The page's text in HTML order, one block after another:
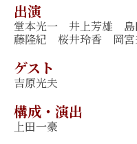
出演
堂本光一 井上芳雄
藤隆紀 桜井玲香 岡宮
ゲスト
吉原光夫
構成・演出
上田一豪